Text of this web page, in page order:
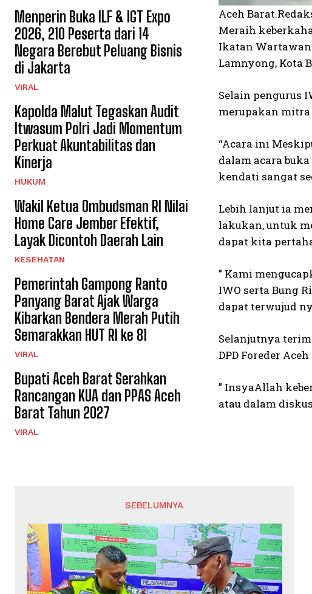
Menperin Buka ILF & IGT Expo
2026, 210 Peserta dari 14
Negara Berebut Peluang Bisnis
di Jakarta
VIRAL
Kapolda Malut Tegaskan Audit
Itwasum Polri Jadi Momentum
Perkuat Akuntabilitas dan
Kinerja
HUKUM
Wakil Ketua Ombudsman RI Nilai
Home Care Jember Efektif,
Layak Dicontoh Daerah Lain
KESEHATAN
Pemerintah Gampong Ranto
Panyang Barat Ajak Warga
Kibarkan Bendera Merah Putih
Semarakkan HUT RI ke 81
VIRAL
Bupati Aceh Barat Serahkan
Rancangan KUA dan PPAS Aceh
Barat Tahun 2027
VIRAL
Aceh
Meraih
Ikatan Wartawan
Lamnyong, Kota
Selain pengurus
merupakan mitra
“Acara ini
dalam acara
kendati sangat
Lebih lanjut ia
lakukan, untuk
dapat kita
” Kami
IWO serta Bung
dapat terwujud
Selanjutnya
DPD Foreder
” InsyaAllah
atau dalam
SEBELUMNYA